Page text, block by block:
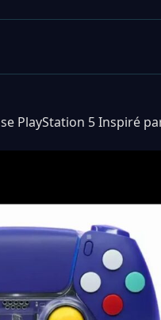
PlayStation 5 Inspiré